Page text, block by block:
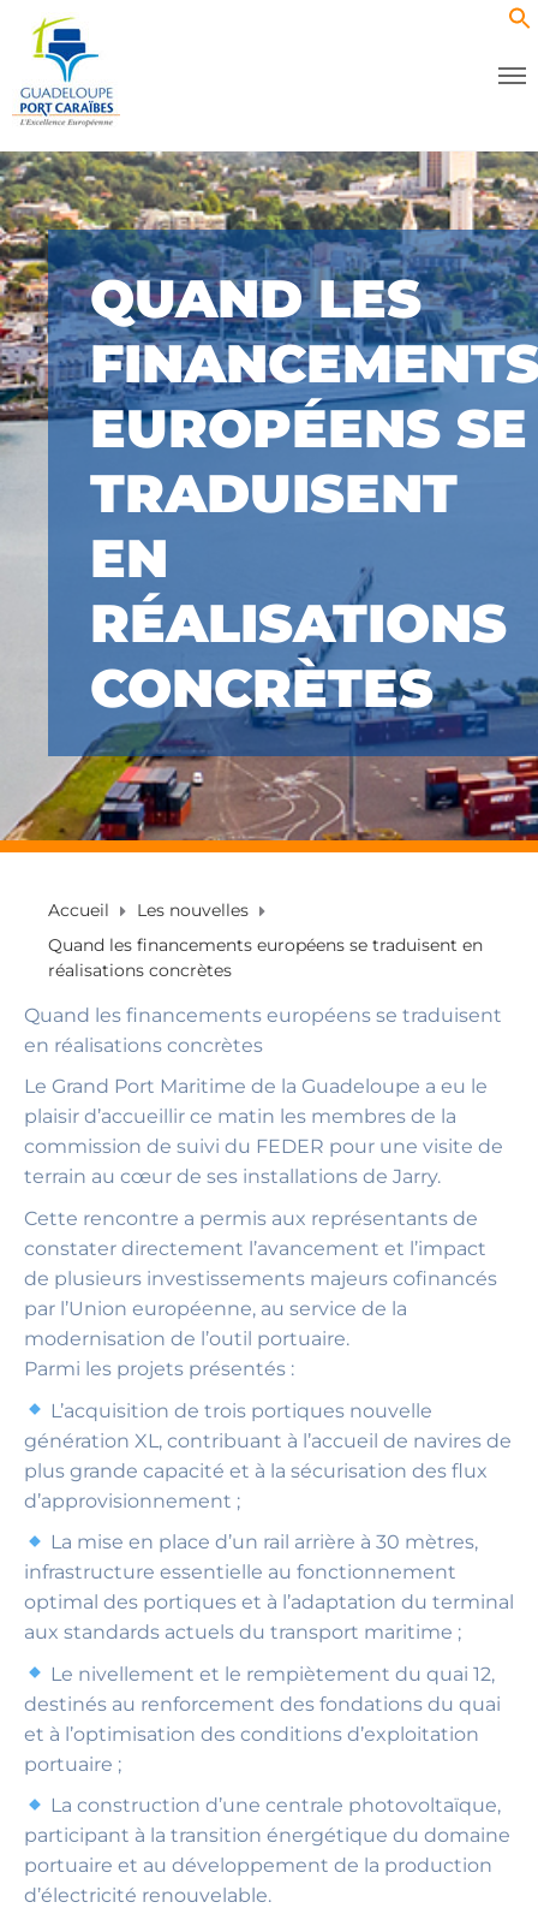
QUAND LES
EUROPÉENS SE
TRADUISENT
EN
RÉALISATIONS
CONCRÈTES
Accueil
Les nouvelles
Quand les financements européens se traduisent en
réalisations concrètes
Quand les financements européens se traduisent
en réalisations concrètes
Le Grand Port Maritime de la Guadeloupe a eu le
plaisir d’accueillir ce matin les membres de la
commission de suivi du FEDER pour une visite de
terrain au cœur de ses installations de Jarry.
Cette rencontre a permis aux représentants de
constater directement l’avancement et l’impact
de plusieurs investissements majeurs cofinancés
par l’Union européenne, au service de la
modernisation de l’outil portuaire.
Parmi les projets présentés :
L’acquisition de trois portiques nouvelle
génération XL, contribuant à l’accueil de navires de
plus grande capacité et à la sécurisation des flux
d’approvisionnement ;
La mise en place d’un rail arrière à 30 mètres,
infrastructure essentielle au fonctionnement
optimal des portiques et à l’adaptation du terminal
aux standards actuels du transport maritime ;
Le nivellement et le rempiètement du quai 12,
destinés au renforcement des fondations du quai
et à l’optimisation des conditions d’exploitation
portuaire ;
La construction d’une centrale photovoltaïque,
participant à la transition énergétique du domaine
portuaire et au développement de la production
d’électricité renouvelable.